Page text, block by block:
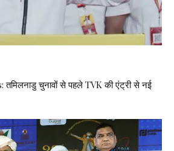
चुनावों से पहले TVK की एंट्री से नई